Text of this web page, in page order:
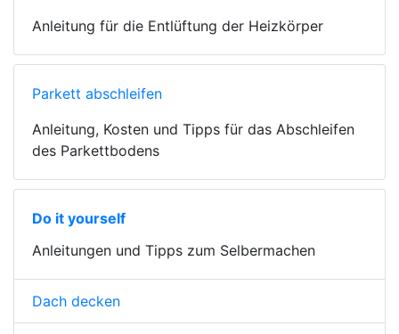
Anleitung für die Entlüftung der Heizkörper
Parkett abschleifen
Anleitung, Kosten und Tipps für das Abschleifen
des Parkettbodens
Do it yourself
Anleitungen und Tipps zum Selbermachen
Dach decken